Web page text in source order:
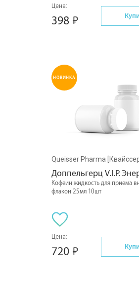
Цена:
398
НОВИНКА
Queisser Pharma
Доппельгерц V.I.P.
Кофеин жидкость для приема
флакон 25мл 10шт
Цена:
720